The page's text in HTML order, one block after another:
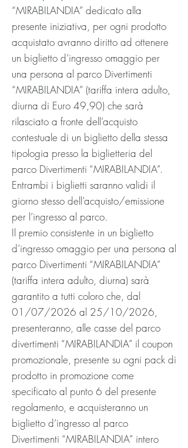
“MIRABILANDIA” dedicato alla
presente iniziativa, per ogni prodotto
acquistato avranno diritto ad ottenere
un biglietto d’ingresso omaggio per
una persona al parco Divertimenti
“MIRABILANDIA” (tariffa intera adulto,
diurna di Euro 49,90) che sarà
rilasciato a fronte dell’acquisto
contestuale di un biglietto della stessa
tipologia presso la biglietteria del
parco Divertimenti “MIRABILANDIA”.
Entrambi i biglietti saranno validi il
giorno stesso dell’acquisto/emissione
per l’ingresso al parco.
Il premio consistente in un biglietto
d’ingresso omaggio per una persona al
parco Divertimenti “MIRABILANDIA”
(tariffa intera adulto, diurna) sarà
garantito a tutti coloro che, dal
01/07/2026 al 25/10/2026,
presenteranno, alle casse del parco
divertimenti “MIRABILANDIA” il coupon
promozionale, presente su ogni pack di
prodotto in promozione come
specificato al punto 6 del presente
regolamento, e acquisteranno un
biglietto d’ingresso al parco
Divertimenti “MIRABILANDIA” intero